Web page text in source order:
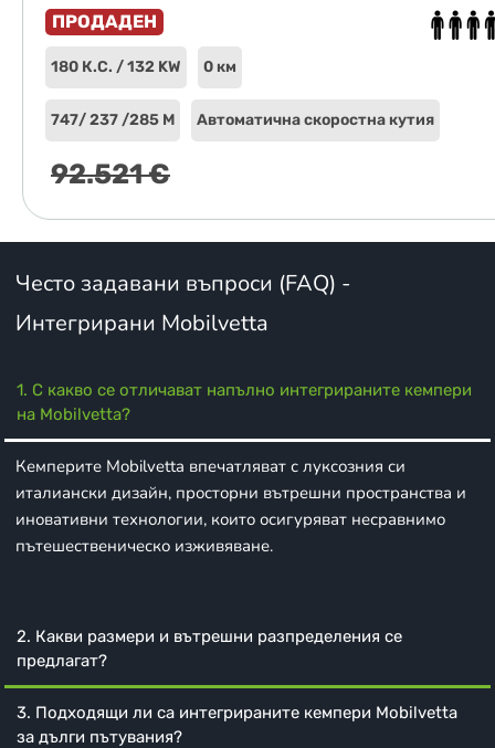
ПРОДАДЕН
180 К.С. / 132 KW 0 км
747/ 237 /285 М Автоматична скоростна кутия
92.521€
Често задавани въпроси (FAQ) -
Интегрирани Mobilvetta
1. С какво се отличават напълно интегрираните кемпери
на Mobilvetta?
Кемперите Mobilvetta впечатляват с луксозния си
италиански дизайн, просторни вътрешни пространства и
иновативни технологии, които осигуряват несравнимо
пътешественическо изживяване.
2. Какви размери и вътрешни разпределения се
предлагат?
3. Подходящи ли са интегрираните кемпери Mobilvetta
за дълги пътувания?